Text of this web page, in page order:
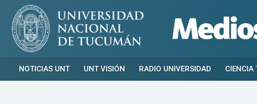
NOTICIAS UNT UNT VISIÓN RADIO UNIVERSIDAD CIENCIA